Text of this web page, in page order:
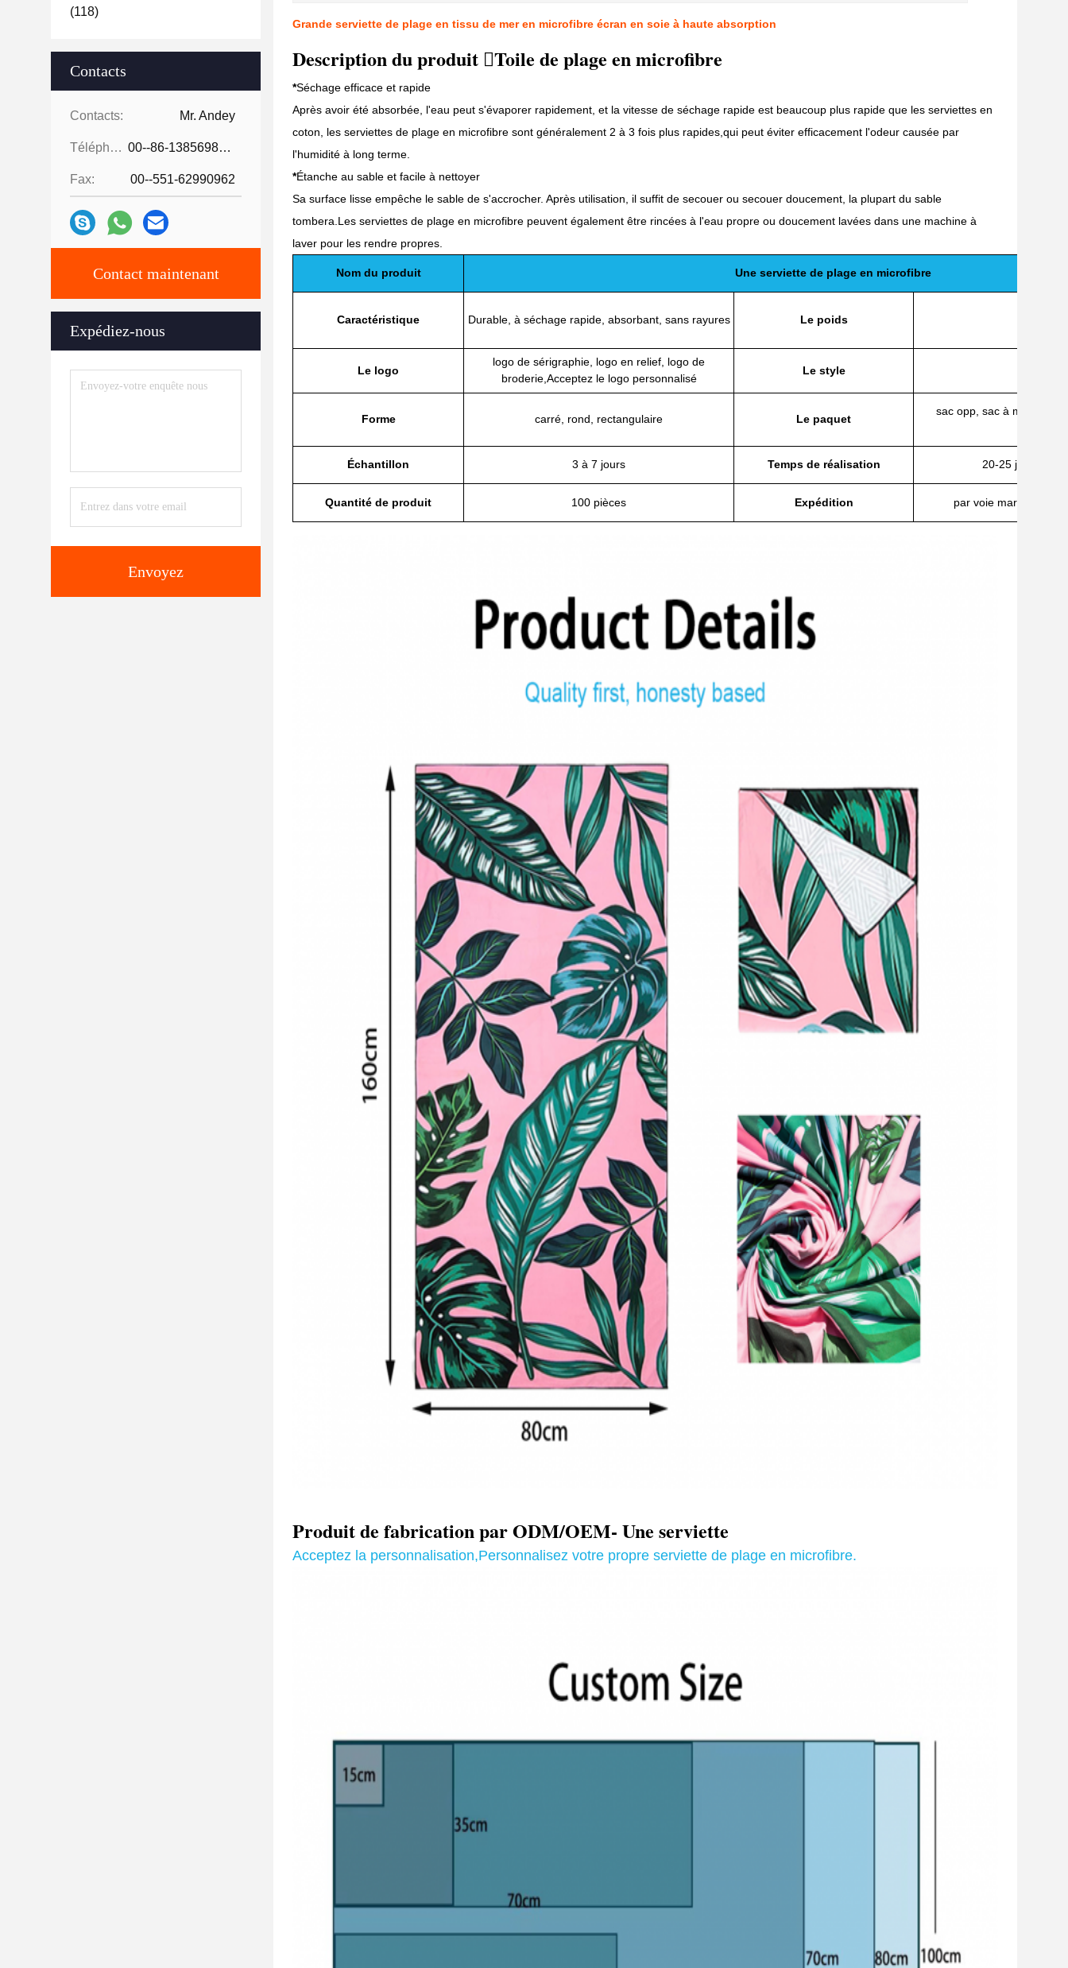
(118)
Contacts
Contacts: Mr. Andey
Téléphone: 00--86-13856986218
Fax: 00--551-62990962
Contact maintenant
Expédiez-nous
Envoyez
Grande serviette de plage en tissu de mer en microfibre écran en soie à haute absorption
Description du produit Toile de plage en microfibre
*Séchage efficace et rapide
Après avoir été absorbée, l'eau peut s'évaporer rapidement, et la vitesse de séchage rapide est beaucoup plus rapide que les serviettes en
coton, les serviettes de plage en microfibre sont généralement 2 à 3 fois plus rapides,qui peut éviter efficacement l'odeur causée par
l'humidité à long terme.
*Étanche au sable et facile à nettoyer
Sa surface lisse empêche le sable de s'accrocher. Après utilisation, il suffit de secouer ou secouer doucement, la plupart du sable
tombera.Les serviettes de plage en microfibre peuvent également être rincées à l'eau propre ou doucement lavées dans une machine à
laver pour les rendre propres.
Nom du produit Une serviette de plage en microfibre
Caractéristique Durable, à séchage rapide, absorbant, sans rayures Le poids
Le logo
logo de sérigraphie, logo en relief, logo de
broderie, Acceptez le logo personnalisé
Le style
Forme carré, rond, rectangulaire Le paquet
sac opp, sac à mailles,
Échantillon 3 à 7 jours Temps de réalisation 20-25 jours
Quantité de produit 100 pièces Expédition par voie maritime,
Produit de fabrication par ODM/OEM- Une serviette
Acceptez la personnalisation,Personnalisez votre propre serviette de plage en microfibre.